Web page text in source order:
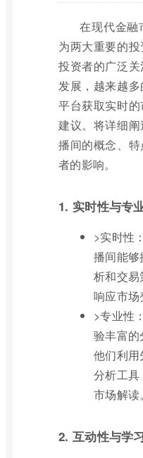
在现代金融
为两大重要的
投资者的广泛
发展，越来越
平台获取实时
建议。将详细
播间的概念、
者的影响。
1. 实时性与专
>实时性
播间能
析和交
响应市场
>专业性
验丰富的
他们利
分析工
市场解读。
2. 互动性与学